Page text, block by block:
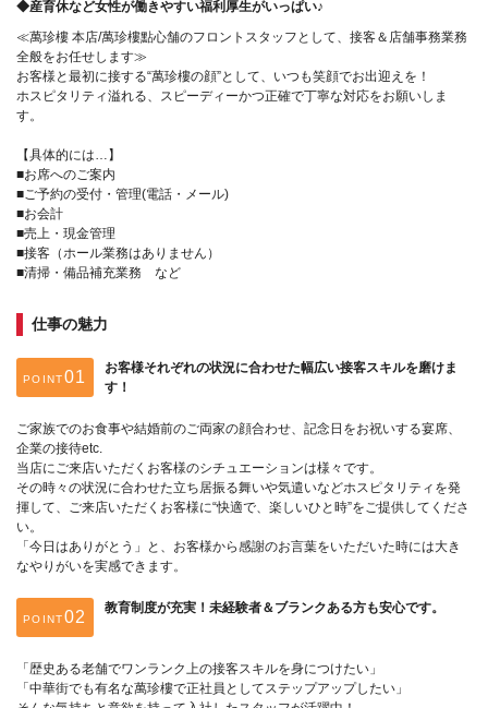
◆産育休など女性が働きやすい福利厚生がいっぱい♪
≪萬珍樓 本店/萬珍樓點心舗のフロントスタッフとして、接客＆店舗事務業務
全般をお任せします≫
お客様と最初に接する“萬珍樓の顔”として、いつも笑顔でお出迎えを！
ホスピタリティ溢れる、スピーディーかつ正確で丁寧な対応をお願いしま
す。
【具体的には…】
■お席へのご案内
■ご予約の受付・管理(電話・メール)
■お会計
■売上・現金管理
■接客（ホール業務はありません）
■清掃・備品補充業務 など
仕事の魅力
POINT
お客様それぞれの状況に合わせた幅広い接客スキルを磨けま
す！
ご家族でのお食事や結婚前のご両家の顔合わせ、記念日をお祝いする宴席、
企業の接待etc.
当店にご来店いただくお客様のシチュエーションは様々です。
その時々の状況に合わせた立ち居振る舞いや気遣いなどホスピタリティを発
揮して、ご来店いただくお客様に“快適で、楽しいひと時”をご提供してくださ
い。
「今日はありがとう」と、お客様から感謝のお言葉をいただいた時には大き
なやりがいを実感できます。
POINT
教育制度が充実！未経験者＆ブランクある方も安心です。
「歴史ある老舗でワンランク上の接客スキルを身につけたい」
「中華街でも有名な萬珍樓で正社員としてステップアップしたい」